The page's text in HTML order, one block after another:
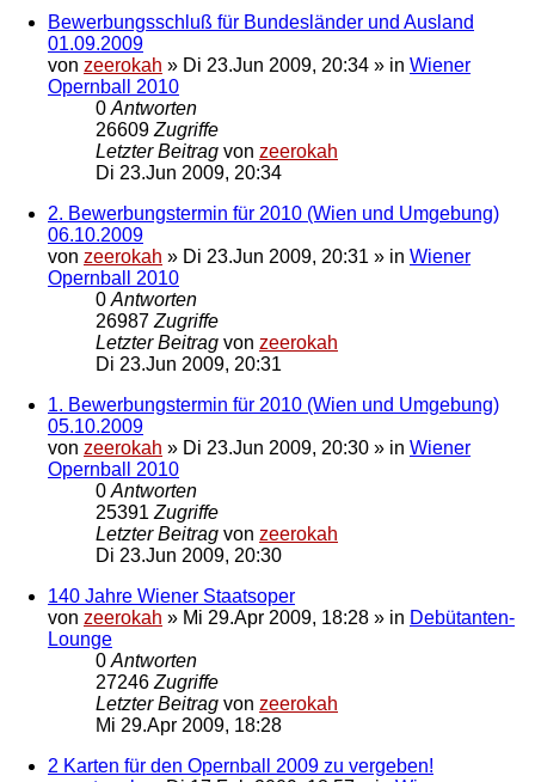
Bewerbungsschluß für Bundesländer und Ausland
01.09.2009
von zeerokah » Di 23.Jun 2009, 20:34 » in Wiener
Opernball 2010
0 Antworten
26609 Zugriffe
Letzter Beitrag von zeerokah
Di 23.Jun 2009, 20:34
2. Bewerbungstermin für 2010 (Wien und Umgebung)
06.10.2009
von zeerokah » Di 23.Jun 2009, 20:31 » in Wiener
Opernball 2010
0 Antworten
26987 Zugriffe
Letzter Beitrag von zeerokah
Di 23.Jun 2009, 20:31
1. Bewerbungstermin für 2010 (Wien und Umgebung)
05.10.2009
von zeerokah » Di 23.Jun 2009, 20:30 » in Wiener
Opernball 2010
0 Antworten
25391 Zugriffe
Letzter Beitrag von zeerokah
Di 23.Jun 2009, 20:30
140 Jahre Wiener Staatsoper
von zeerokah » Mi 29.Apr 2009, 18:28 » in Debütanten-
Lounge
0 Antworten
27246 Zugriffe
Letzter Beitrag von zeerokah
Mi 29.Apr 2009, 18:28
2 Karten für den Opernball 2009 zu vergeben!